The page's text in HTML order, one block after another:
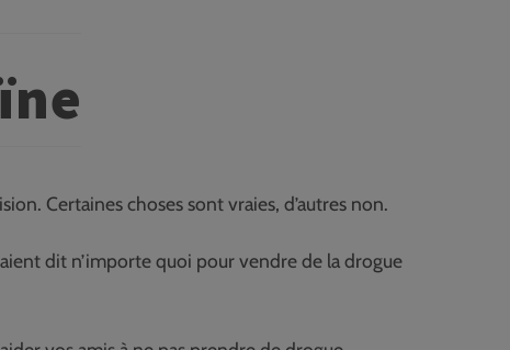
Certaines choses sont vraies, d’autres non.
dit n’importe quoi pour vendre de la drogue